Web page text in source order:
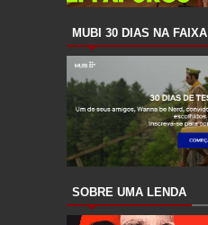
MUBI 30 DIAS NA FAIXA
SOBRE UMA LENDA